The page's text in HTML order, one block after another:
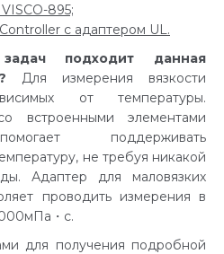
895;
с адаптером UL.
подходит данная
Для измерения вязкости
от температуры.
встроенными элементами
поддерживать
не требуя никакой
Адаптер для маловязких
проводить измерения в
・с.
для получения подробной